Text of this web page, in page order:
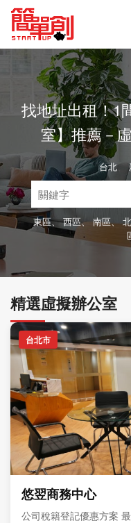
找地址出租！1
室】推薦－
台北、
東區、西區、 南區、
精選虛擬辦公室
台北市
悠翌商務中心
公司稅籍登記優惠方案